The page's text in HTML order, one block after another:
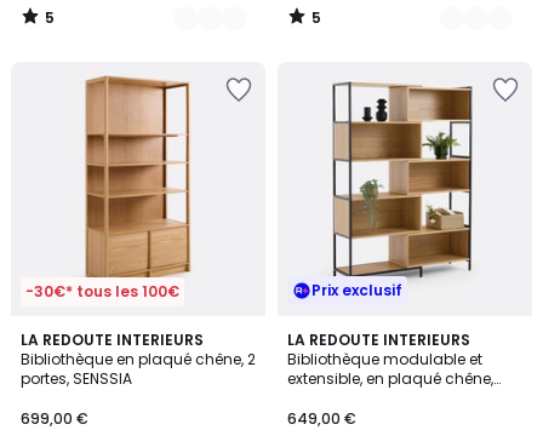
5
/
5
/
-30€* tous les 100€
LA REDOUTE INTERIEURS
Bibliothèque en plaqué chêne, 2
portes, SENSSIA
699,00 €
3
/
5
Prix exclusif
LA REDOUTE INTERIEURS
Bibliothèque modulable et
extensible, en plaqué chêne,
649,00 €
4,1
/ 5